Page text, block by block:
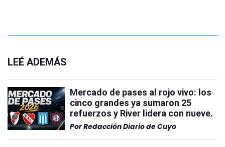
LEÉ ADEMÁS
Mercado de pases al rojo vivo: los
cinco grandes ya sumaron 25
refuerzos y River lidera con nueve.
PorRedacción Diario de Cuyo